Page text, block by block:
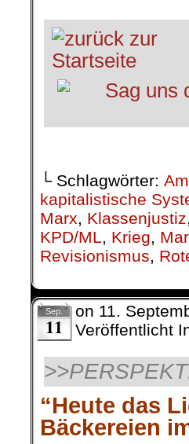
└ Schlagwörter:
kapitalistische
Marx, Klassenjustiz,
KPD/ML, Krieg,
Revisionismus,
Sep.
11
on 11.
Veröffentlicht
>>
“Heute das
Bäckereien